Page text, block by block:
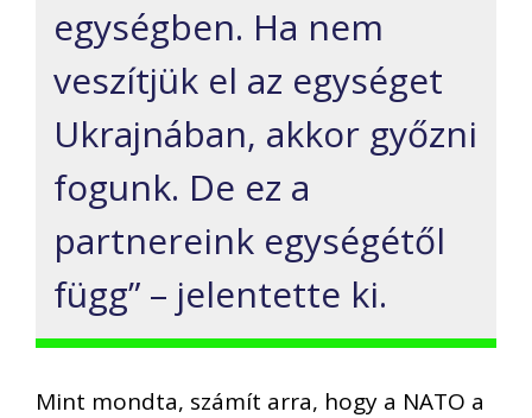
egységben. Ha nem
veszítjük el az egységet
Ukrajnában, akkor győzni
fogunk. De ez a
partnereink egységétől
függ” – jelentette ki.
Mint mondta, számít arra, hogy a NATO a